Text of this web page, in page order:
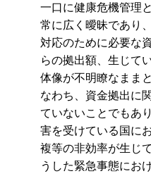
一口に健康危機管理
常に広く曖昧であり
対応のために必要な
らの拠出額、生じて
体像が不明瞭なまま
なわち、資金拠出に
ていないことでもあ
害を受けている国に
複等の非効率が生じ
うした緊急事態にお